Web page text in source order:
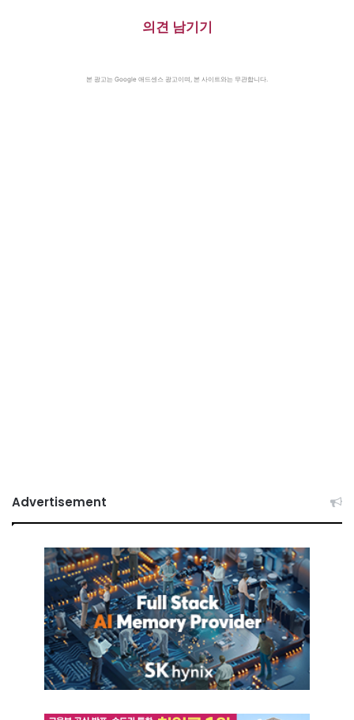
의견 남기기
본 광고는 Google 애드센스 광고이며, 본 사이트와는 무관합니다.
Advertisement